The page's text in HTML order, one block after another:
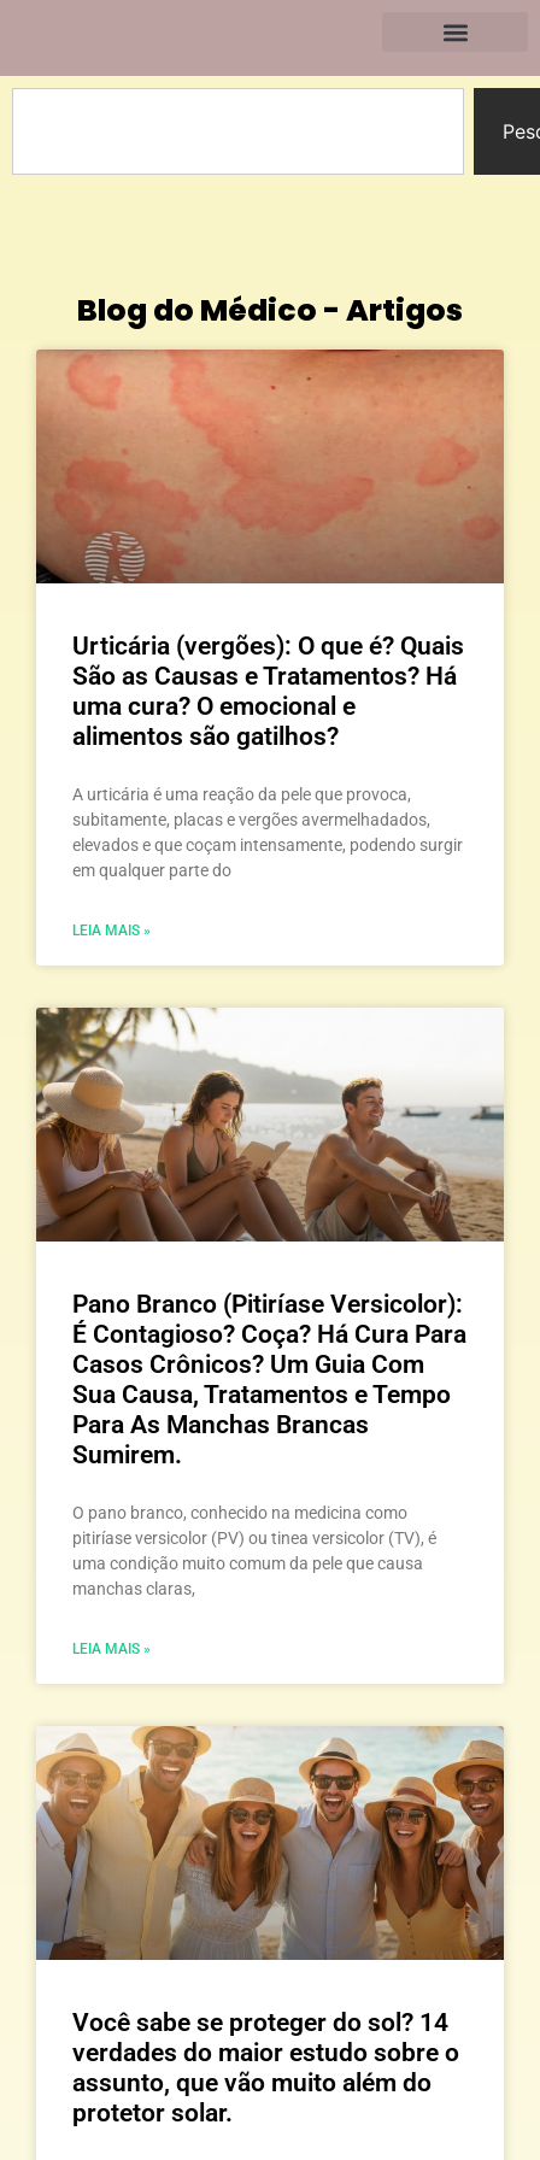
Blog do Médico - Artigos
Urticária (vergões): O que é? Quais
São as Causas e Tratamentos? Há
uma cura? O emocional e
alimentos são gatilhos?
A urticária é uma reação da pele que provoca,
subitamente, placas e vergões avermelhadados,
elevados e que coçam intensamente, podendo surgir
em qualquer parte do
LEIA MAIS »
Pano Branco (Pitiríase Versicolor):
É Contagioso? Coça? Há Cura Para
Casos Crônicos? Um Guia Com
Sua Causa, Tratamentos e Tempo
Para As Manchas Brancas
Sumirem.
O pano branco, conhecido na medicina como
pitiríase versicolor (PV) ou tinea versicolor (TV), é
uma condição muito comum da pele que causa
manchas claras,
LEIA MAIS »
Você sabe se proteger do sol? 14
verdades do maior estudo sobre o
assunto, que vão muito além do
protetor solar.